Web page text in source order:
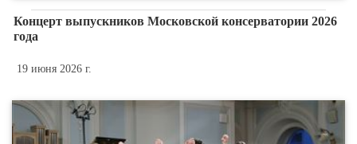
Концерт выпускников Московской консерватории 2026
года
19 июня 2026 г.